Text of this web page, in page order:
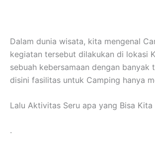
Dalam dunia wisata, kita mengenal
kegiatan tersebut dilakukan di lokasi
sebuah kebersamaan dengan
disini fasilitas untuk Camping hanya
Lalu Aktivitas Seru apa yang Bisa
.